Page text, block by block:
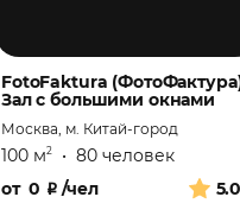
FotoFaktura
Зал с большими окнами
Москва, м. Китай-город
100 м2 • 80 человек
от0 ₽ /чел